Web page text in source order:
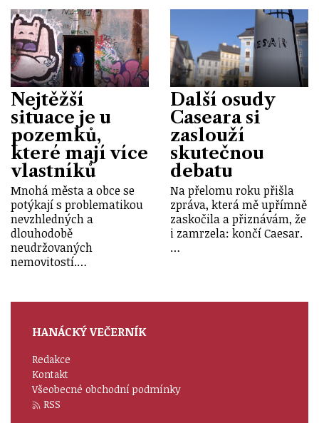
Nejtěžší
situace je u
pozemků,
které mají více
vlastníků
Mnohá města a obce se
potýkají s problematikou
nevzhledných a
dlouhodobě
neudržovaných
nemovitostí.…
Další osudy
Caseara si
zaslouží
skutečnou
debatu
Na přelomu roku přišla
zpráva, která mě upřímně
zaskočila a přiznávám, že
i zamrzela: končí Caesar.
…
HANÁCKÝ VEČERNÍK
Redakce
Kontakt
Všeobecné obchodní podmínky
RSS